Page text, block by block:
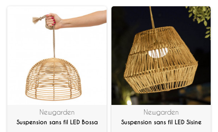
Newgarden
Suspension sans fil LED Bossa
Newgarden
Suspension sans fil LED Sisine